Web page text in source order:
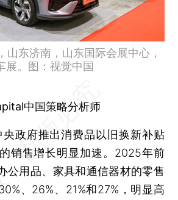
山东济南，山东国际会展中心，
展。图：视觉中国
中国策略分析师
府推出消费品以旧换新补贴
销售增长明显加速。2025年前
公用品、家具和通信器材的零售
、26%、21%和27%，明显高